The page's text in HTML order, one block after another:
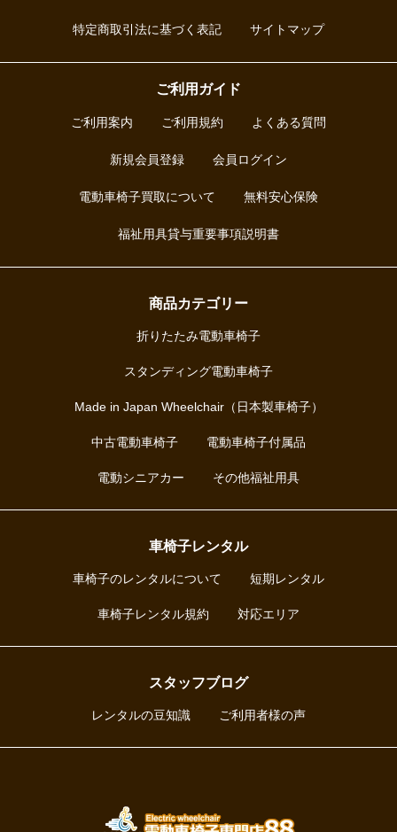
特定商取引法に基づく表記 サイトマップ
ご利用ガイド
ご利用案内 ご利用規約 よくある質問
新規会員登録 会員ログイン
電動車椅子買取について 無料安心保険
福祉用具貸与重要事項説明書
商品カテゴリー
折りたたみ電動車椅子
スタンディング電動車椅子
Made in Japan Wheelchair（日本製車椅子）
中古電動車椅子 電動車椅子付属品
電動シニアカー その他福祉用具
車椅子レンタル
車椅子のレンタルについて 短期レンタル
車椅子レンタル規約 対応エリア
スタッフブログ
レンタルの豆知識 ご利用者様の声